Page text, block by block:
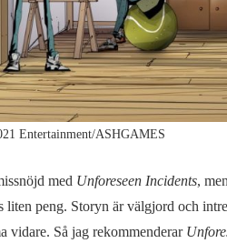
Entertainment/ASHGAMES
med Unforeseen Incidents,
peng. Storyn är välgjord och
vidare. Så jag rekommenderar